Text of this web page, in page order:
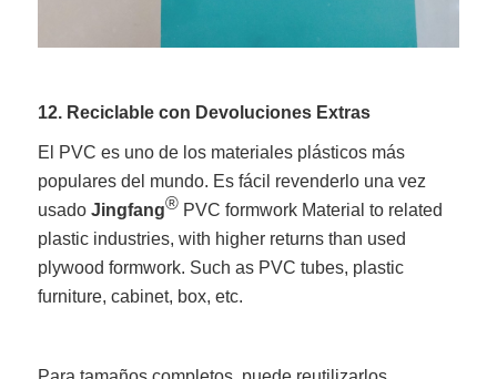
12. Reciclable con Devoluciones Extras
El PVC es uno de los materiales plásticos más
populares del mundo. Es fácil revenderlo una vez
usadoJingfang® PVC formwork Material to related
plastic industries, with higher returns than used
plywood formwork. Such as PVC tubes, plastic
furniture, cabinet, box, etc.